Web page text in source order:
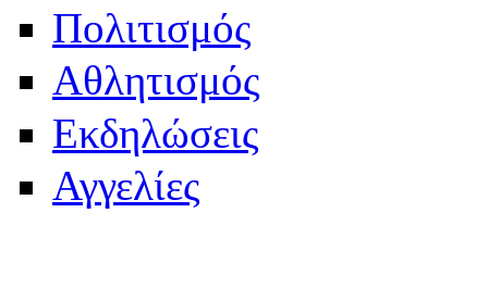
Πολιτισμός
Αθλητισμός
Εκδηλώσεις
Αγγελίες